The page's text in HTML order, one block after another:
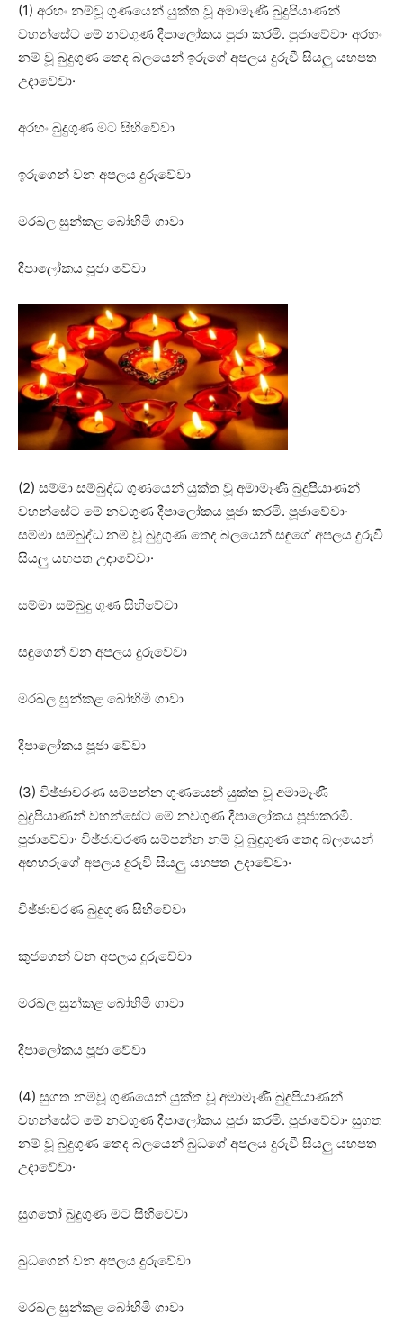
(1) අරහං නම්වූ ගුණයෙන් යුක්‌ත වූ අමාමෑණී බුදුපියාණන්
වහන්සේට මේ නවගුණ දීපාලෝකය පූජා කරමි. පූජාවේවා· අරහං
නම් වූ බුදුගුණ තෙද බලයෙන් ඉරුගේ අපලය දුරුවී සියලු යහපත
උදාවේවා·
අරහං බුදුගුණ මට සිහිවේවා
ඉරුගෙන් වන අපලය දුරුවේවා
මරබල සුන්කළ බෝහිමි ගාවා
දීපාලෝකය පූජා වේවා
(2) සම්මා සම්බුද්ධ ගුණයෙන් යුක්‌ත වූ අමාමෑණී බුදුපියාණන්
වහන්සේට මේ නවගුණ දීපාලෝකය පූජා කරමි. පූජාවේවා·
සම්මා සම්බුද්ධ නම් වූ බුදුගුණ තෙද බලයෙන් සඳුගේ අපලය දුරුවී
සියලු යහපත උදාවේවා·
සම්මා සම්බුදු ගුණ සිහිවේවා
සඳුගෙන් වන අපලය දුරුවේවා
මරබල සුන්කළ බෝහිමි ගාවා
දීපාලෝකය පූජා වේවා
(3) විඡ්ජාචරණ සම්පන්න ගුණයෙන් යුක්‌ත වූ අමාමෑණී
බුදුපියාණන් වහන්සේට මේ නවගුණ දීපාලෝකය පූජාකරමි.
පූජාවේවා· විඡ්ජාචරණ සම්පන්න නම් වූ බුදුගුණ තෙද බලයෙන්
අඟහරුගේ අපලය දුරුවී සියලු යහපත උදාවේවා·
විඡ්ජාචරණ බුදුගුණ සිහිවේවා
කුජගෙන් වන අපලය දුරුවේවා
මරබල සුන්කළ බෝහිමි ගාවා
දීපාලෝකය පූජා වේවා
(4) සුගත නම්වූ ගුණයෙන් යුක්‌ත වූ අමාමෑණී බුදුපියාණන්
වහන්සේට මේ නවගුණ දීපාලෝකය පූජා කරමි. පූජාවේවා· සුගත
නම් වූ බුදුගුණ තෙද බලයෙන් බුධගේ අපලය දුරුවී සියලු යහපත
උදාවේවා·
සුගතෝ බුදුගුණ මට සිහිවේවා
බුධගෙන් වන අපලය දුරුවේවා
මරබල සුන්කළ බෝහිමි ගාවා